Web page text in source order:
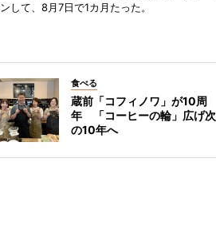
ンして、8月7日で1カ月たった。
食べる
蔵前「コフィノワ」が10周
年 「コーヒーの輪」広げ次
の10年へ